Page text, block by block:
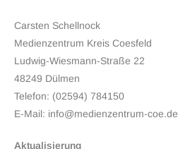
Carsten Schellnock
Medienzentrum Kreis Coesfeld
Ludwig-Wiesmann-Straße 22
48249 Dülmen
Telefon: (02594) 784150
E-Mail: info@medienzentrum-coe.de
Aktualisierung